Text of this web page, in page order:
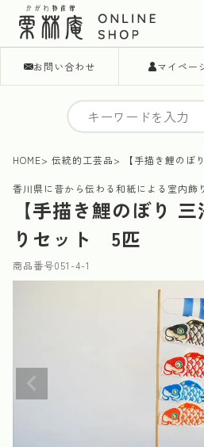
お問い合わせ マイペー
HOME 伝統的工芸品 【手描き鯉の
香川県に昔から伝わる和紙による室内飾
【手描き鯉のぼり
りセット 5匹
商品番号051-4-1